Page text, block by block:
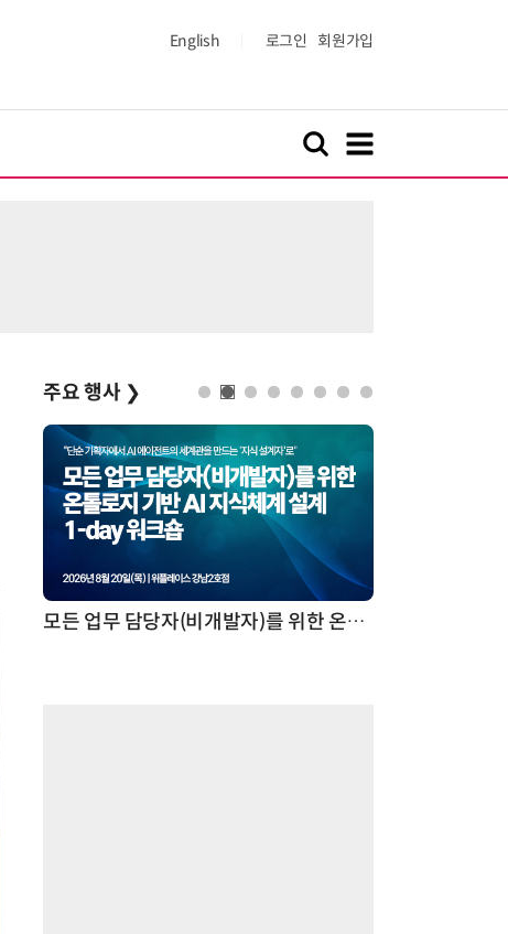
English 로그인 회원가입
주요 행사 ❯
모든 업무 담당자(비개발자)를 위한 온톨로지 기반 AI 지식체계 설계 1-day 워크숍